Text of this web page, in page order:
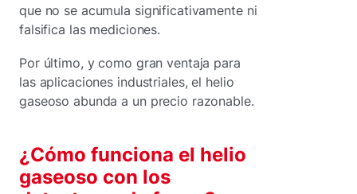
que no se acumula significativamente ni
falsifica las mediciones.
Por último, y como gran ventaja para
las aplicaciones industriales, el helio
gaseoso abunda a un precio razonable.
¿Cómo funciona el helio
gaseoso con los